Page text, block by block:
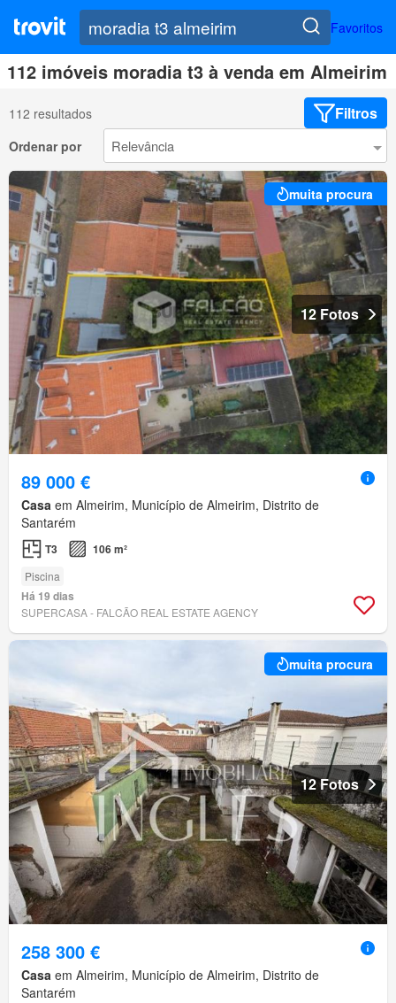
Favoritos
112 imóveis moradia t3 à venda em Almeirim
112 resultados Filtros
Ordenar por
muita procura
12 Fotos
89 000 €
Casa em Almeirim, Município de Almeirim, Distrito de
Santarém
T3 106 m²
Piscina
Há 19 dias
SUPERCASA - FALCÃO REAL ESTATE AGENCY
muita procura
12 Fotos
258 300 €
Casa em Almeirim, Município de Almeirim, Distrito de
Santarém